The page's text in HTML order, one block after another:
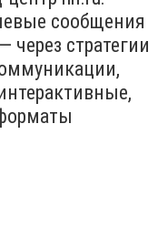
сообщения
через стратегии